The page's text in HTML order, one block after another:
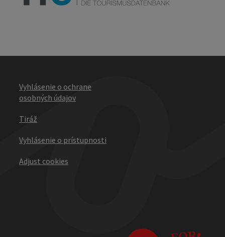
Vyhlásenie o ochrane
osobných údajov
Tiráž
Vyhlásenie o prístupnosti
Adjust cookies